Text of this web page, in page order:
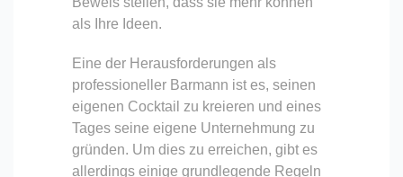
als Ihre Ideen.
Eine der Herausforderungen als
professioneller Barmann ist es, seinen
eigenen Cocktail zu kreieren und eines
Tages seine eigene Unternehmung zu
gründen. Um dies zu erreichen, gibt es
allerdings einige grundlegende Regeln